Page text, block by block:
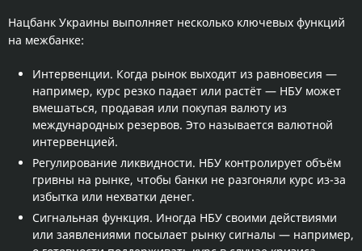
Нацбанк Украины выполняет несколько ключевых функций
на межбанке:
Интервенции. Когда рынок выходит из равновесия —
например, курс резко падает или растёт — НБУ может
вмешаться, продавая или покупая валюту из
международных резервов. Это называется валютной
интервенцией.
Регулирование ликвидности. НБУ контролирует объём
гривны на рынке, чтобы банки не разгоняли курс из-за
избытка или нехватки денег.
Сигнальная функция. Иногда НБУ своими действиями
или заявлениями посылает рынку сигналы — например,